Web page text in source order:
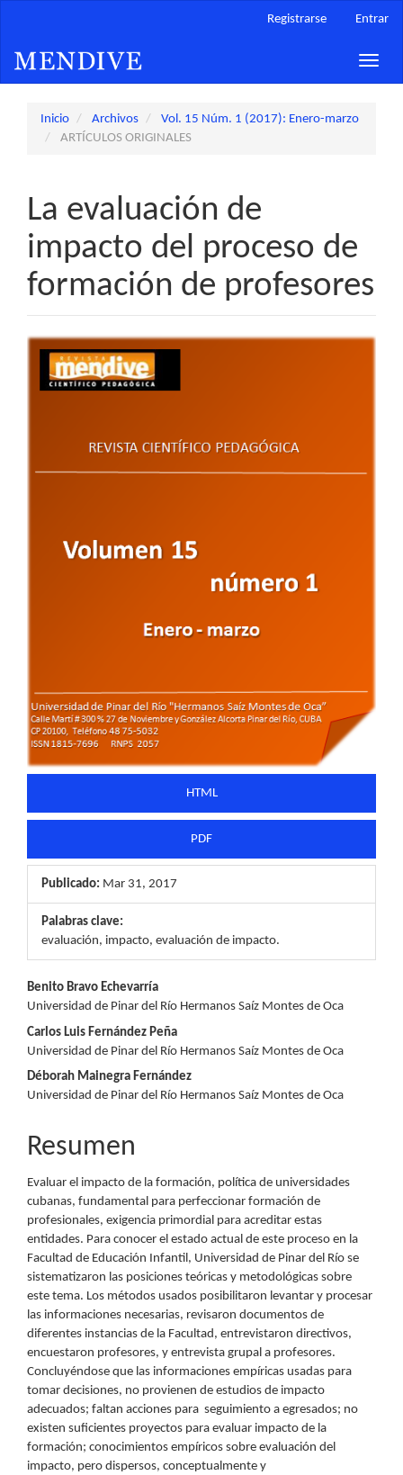
principal
Barra
Registrarse Entrar
Toggle
Inicio Archivos
Vol. 15 Núm. 1 (2017): Enero-marzo
ARTÍCULOS ORIGINALES
La evaluación de
impacto del proceso de
formación de profesores
Barra
lateral
artículo
HTML
PDF
Publicado: Mar 31, 2017
Palabras clave:
evaluación, impacto, evaluación de impacto.
Contenido
principal
del
artículo
Benito Bravo Echevarría
Universidad de Pinar del Río Hermanos Saíz Montes de Oca
Carlos Luis Fernández Peña
Universidad de Pinar del Río Hermanos Saíz Montes de Oca
Déborah Mainegra Fernández
Universidad de Pinar del Río Hermanos Saíz Montes de Oca
Resumen
Evaluar el impacto de la formación, política de universidades
cubanas, fundamental para perfeccionar formación de
profesionales, exigencia primordial para acreditar estas
entidades. Para conocer el estado actual de este proceso en la
Facultad de Educación Infantil, Universidad de Pinar del Río se
sistematizaron las posiciones teóricas y metodológicas sobre
este tema. Los métodos usados posibilitaron levantar y procesar
las informaciones necesarias, revisaron documentos de
diferentes instancias de la Facultad, entrevistaron directivos,
encuestaron profesores, y entrevista grupal a profesores.
Concluyéndose que las informaciones empíricas usadas para
tomar decisiones, no provienen de estudios de impacto
adecuados; faltan acciones para seguimiento a egresados; no
existen suficientes proyectos para evaluar impacto de la
formación; conocimientos empíricos sobre evaluación del
impacto, pero dispersos, conceptualmente y